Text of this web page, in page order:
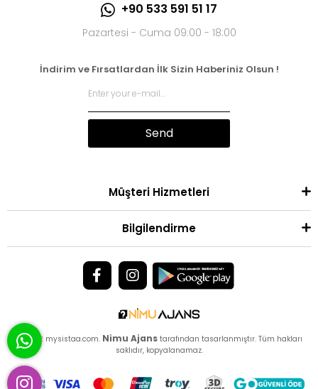
+90 533 591 51 17
Pazartesi - Cuma 09:00 - 18:00
İndirim ve Fırsatlardan İlk Sizin Haberiniz Olsun !
Send
Müşteri Hizmetleri
Bilgilendirme
© 2022 mysistaa.com. Nimu Ajanstarafından tasarlanmıştır. Tüm hakları
saklıdır, kopyalanamaz.